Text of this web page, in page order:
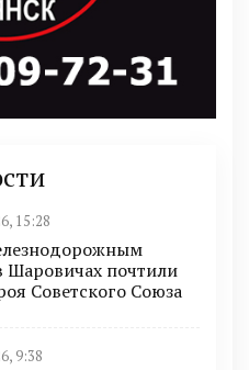
15:28
Шаровичах почтили
Советского Союза
9:38